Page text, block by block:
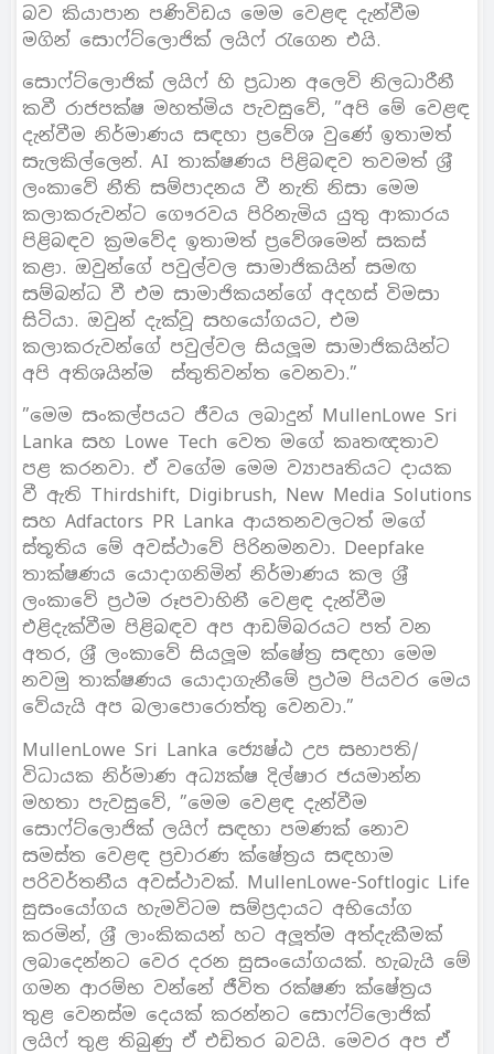
බව කියාපාන පණිවිඩය මෙම වෙළඳ දැන්වීම
මගින් සොෆ්ට්ලොජික් ලයිෆ් රැගෙන එයි.
සොෆ්ට්ලොජික් ලයිෆ් හි ප‍්‍රධාන අලෙවි නිලධාරීනී
කවී රාජපක්ෂ මහත්මිය පැවසුවේ, ”අපි මේ වෙළඳ
දැන්වීම නිර්මාණය සඳහා ප‍්‍රවේශ වුණේ ඉතාමත්
සැලකිල්ලෙන්. AI තාක්ෂණය පිළිබඳව තවමත් ශ‍්‍රී
ලංකාවේ නීති සම්පාදනය වී නැති නිසා මෙම
කලාකරුවන්ට ගෞරවය පිරිනැමිය යුතු ආකාරය
පිළිබඳව ක‍්‍රමවේද ඉතාමත් ප‍්‍රවේශමෙන් සකස්
කළා. ඔවුන්ගේ පවුල්වල සාමාජිකයින් සමඟ
සම්බන්ධ වී එම සාමාජිකයන්ගේ අදහස් විමසා
සිටියා. ඔවුන් දැක්වූ සහයෝගයට, එම
කලාකරුවන්ගේ පවුල්වල සියලූම සාමාජිකයින්ට
අපි අතිශයින්ම ස්තුතිවන්ත වෙනවා.”
”මෙම සංකල්පයට ජීවය ලබාදුන් MullenLowe Sri
Lanka සහ Lowe Tech වෙත මගේ කෘතඥතාව
පළ කරනවා. ඒ වගේම මෙම ව්‍යාපෘතියට දායක
වී ඇති Thirdshift, Digibrush, New Media Solutions
සහ Adfactors PR Lanka ආයතනවලටත් මගේ
ස්තූතිය මේ අවස්ථාවේ පිරිනමනවා. Deepfake
තාක්ෂණය යොදාගනිමින් නිර්මාණය කල ශ‍්‍රී
ලංකාවේ ප‍්‍රථම රූපවාහිනී වෙළඳ දැන්වීම
එළිදැක්වීම පිළිබඳව අප ආඩම්බරයට පත් වන
අතර, ශ‍්‍රී ලංකාවේ සියලූම ක්ෂේත‍්‍ර සඳහා මෙම
නවමු තාක්ෂණය යොදාගැනීමේ ප‍්‍රථම පියවර මෙය
වේයැයි අප බලාපොරොත්තු වෙනවා.”
MullenLowe Sri Lanka ජ්‍යෙෂ්ඨ උප සභාපති/
විධායක නිර්මාණ අධ්‍යක්ෂ දිල්ෂාර ජයමාන්න
මහතා පැවසුවේ, ”මෙම වෙළඳ දැන්වීම
සොෆ්ට්ලොජික් ලයිෆ් සඳහා පමණක් නොව
සමස්ත වෙළඳ ප‍්‍රචාරණ ක්ෂේත‍්‍රය සඳහාම
පරිවර්තනීය අවස්ථාවක්. MullenLowe-Softlogic Life
සුසංයෝගය හැමවිටම සම්ප‍්‍රදායට අභියෝග
කරමින්, ශ‍්‍රී ලාංකිකයන් හට අලූත්ම අත්දැකීමක්
ලබාදෙන්නට වෙර දරන සුසංයෝගයක්. හැබැයි මේ
ගමන ආරම්භ වන්නේ ජීවිත රක්ෂණ ක්ෂේත‍්‍රය
තුළ වෙනස්ම දෙයක් කරන්නට සොෆ්ට්ලොජික්
ලයිෆ් තුළ තිබුණු ඒ එඩිතර බවයි. මෙවර අප ඒ